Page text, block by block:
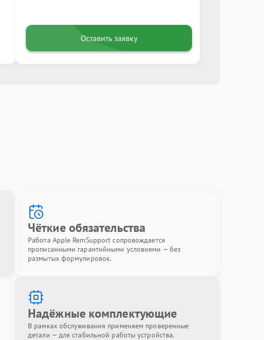
Оставить заявку
Чёткие обязательства
Работа Apple RemSupport сопровождается
прописанными гарантийными условиями — без
размытых формулировок.
Надёжные комплектующие
В рамках обслуживания применяем проверенные
детали — для стабильной работы устройства.